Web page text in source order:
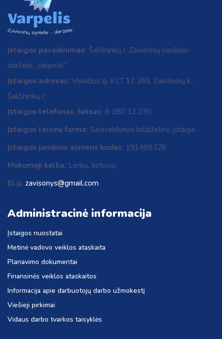
Įstaigos pavadinimas: Šalčininkų r. Zavišonių lopšelis-
darželis „Varpelis“
Įstaigos adresas: Visinčios g. 8,LT 17 265, Zavišonių k.,
Šalčininkų r.
Įstaigos telefonas, faksas: 8 380 32 230
Įstaigos teisinė forma: Savivaldybės biūdžetinė įstaiga
Įstaigos juridinio asmens kodas: 191409328
Mokomoji kalba: Lenkų, lietuvių
El.p. zavisonys@gmail.com
Administracinė informacija
Įstaigos nuostatai
Metinė vadovo veiklos ataskaita
Planavimo dokumentai
Finansinės veiklos ataskaitos
Informacija apie darbuotojų darbo užmokestį
Viešieji pirkimai
Vidaus darbo tvarkos taisyklės